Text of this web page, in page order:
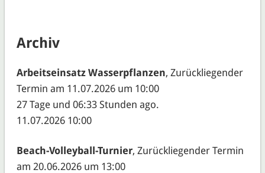
Archiv
Arbeitseinsatz Wasserpflanzen, Zurückliegender
Termin am 11.07.2026 um 10:00
27 Tage und 06:33 Stunden ago.
11.07.2026 10:00
Beach-Volleyball-Turnier, Zurückliegender Termin
am 20.06.2026 um 13:00